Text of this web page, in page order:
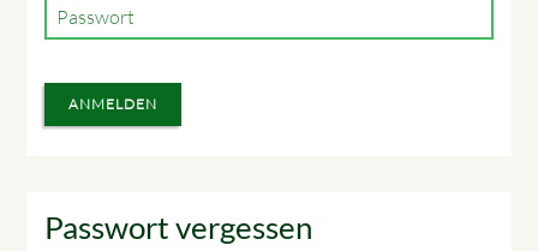
Passwort
ANMELDEN
Passwort vergessen